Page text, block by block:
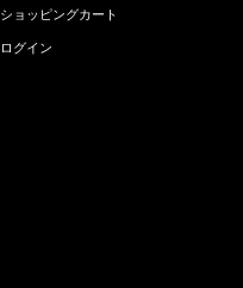
ショッピングカート
ログイン